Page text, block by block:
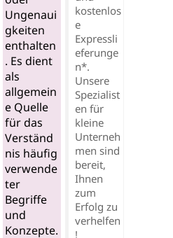
Ungenaui
gkeiten
enthalten
. Es dient
als
allgemein
e Quelle
für das
Verständ
nis häufig
verwende
ter
Begriffe
und
Konzepte.
kostenlos
e
Expressli
eferunge
n*.
Unsere
Spezialist
en für
kleine
Unterneh
men sind
bereit,
Ihnen
zum
Erfolg zu
verhelfen
!